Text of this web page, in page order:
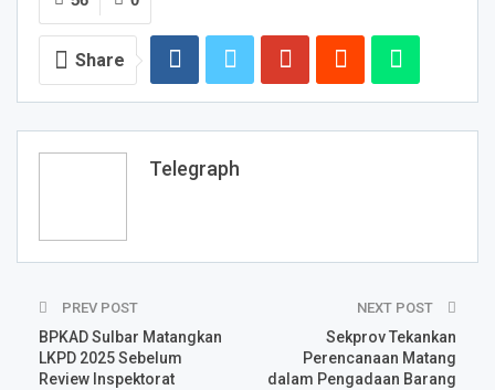
Share
Telegraph
PREV POST
BPKAD Sulbar Matangkan
LKPD 2025 Sebelum
Review Inspektorat
NEXT POST
Sekprov Tekankan
Perencanaan Matang
dalam Pengadaan Barang